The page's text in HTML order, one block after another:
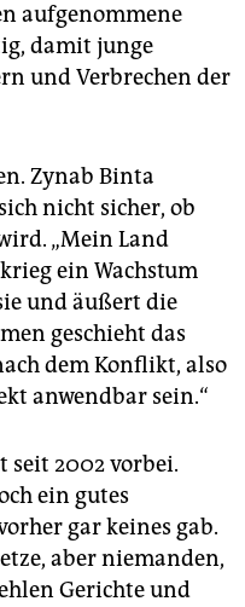
aufgenommene
damit junge
und Verbrechen der
Zynab Binta
nicht sicher, ob
„Mein Land
ein Wachstum
und äußert die
geschieht das
dem Konflikt, also
anwendbar sein.“
seit 2002 vorbei.
ein gutes
gar keines gab.
aber niemanden,
Gerichte und